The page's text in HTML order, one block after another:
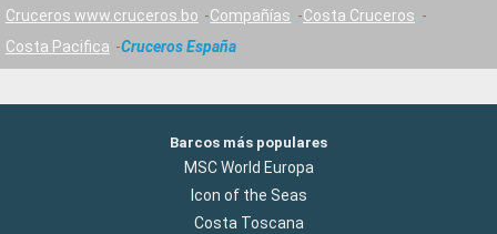
Cruceros www.cruceros.bo Compañías
Costa Cruceros
Costa Pacifica
Cruceros España
Barcos más populares
MSC World Europa
Icon of the Seas
Costa Toscana